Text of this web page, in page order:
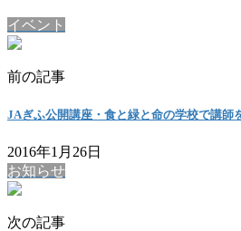
イベント
前の記事
JAぎふ公開講座・食と緑と命の学校で講師
2016年1月26日
お知らせ
次の記事